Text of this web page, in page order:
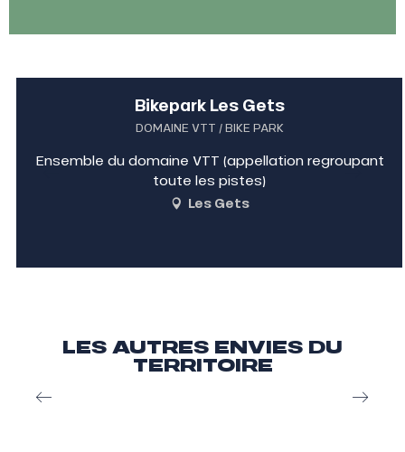
Bikepark Les Gets
DOMAINE VTT / BIKE PARK
Ensemble du domaine VTT (appellation regroupant
toute les pistes)
Les Gets
LES AUTRES ENVIES DU
TERRITOIRE